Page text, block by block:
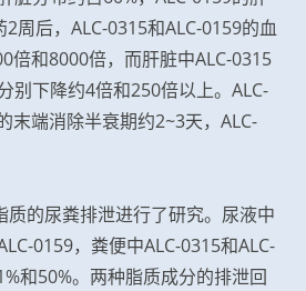
周后，ALC-0315和ALC-0159的血
倍和8000倍，而肝脏中ALC-0315
别下降约4倍和250倍以上。ALC-
末端消除半衰期约2~3天，ALC-
质的尿粪排泄进行了研究。尿液中
0159，粪便中ALC-0315和ALC-
和50%。两种脂质成分的排泄回